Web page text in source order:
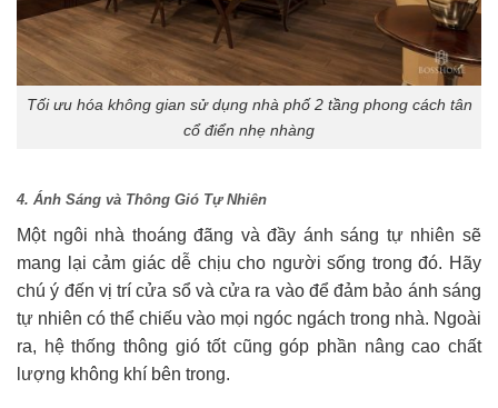
Tối ưu hóa không gian sử dụng nhà phố 2 tầng phong cách tân
cổ điển nhẹ nhàng
4. Ánh Sáng và Thông Gió Tự Nhiên
Một ngôi nhà thoáng đãng và đầy ánh sáng tự nhiên sẽ
mang lại cảm giác dễ chịu cho người sống trong đó. Hãy
chú ý đến vị trí cửa sổ và cửa ra vào để đảm bảo ánh sáng
tự nhiên có thể chiếu vào mọi ngóc ngách trong nhà. Ngoài
ra, hệ thống thông gió tốt cũng góp phần nâng cao chất
lượng không khí bên trong.